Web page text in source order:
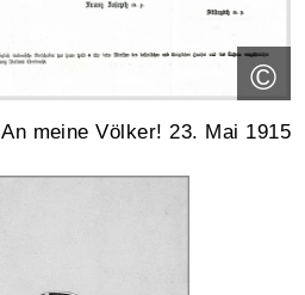
©
An meine Völker! 23. Mai 1915